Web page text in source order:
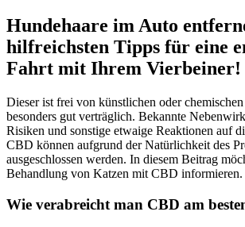
Hundehaare im Auto
hilfreichsten Tipps für eine
Fahrt mit Ihrem Vierbeiner!
Dieser ist frei von künstlichen oder
besonders gut verträglich. Bekannte
Risiken und sonstige etwaige Reaktionen auf
CBD können aufgrund der Natürlichkeit des
ausgeschlossen werden. In diesem Beitrag
Behandlung von Katzen mit CBD informieren.
Wie verabreicht man CBD am